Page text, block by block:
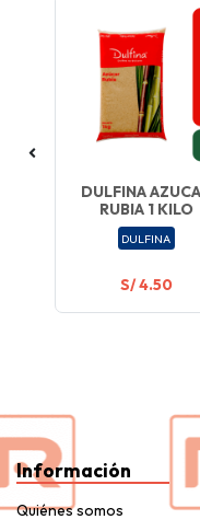
DULFINA
RUBIA 1 KILO
DULFINA
S/ 4.50
Información
Quiénes somos